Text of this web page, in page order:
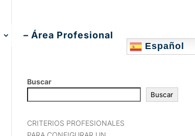
– Área Profesional
Español
Buscar
Buscar
CRITERIOS PROFESIONALES